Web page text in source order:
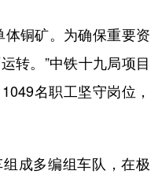
铜矿。为确保重要资
转。”中铁十九局项目
名职工坚守岗位，
成多编组车队，在极